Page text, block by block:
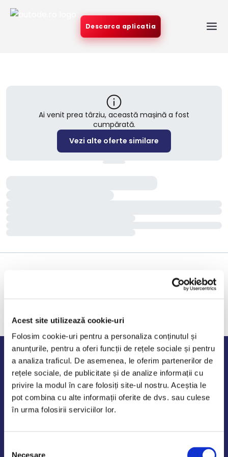
Acest site utilizează cookie-uri
Folosim cookie-uri pentru a personaliza conținutul și
anunțurile, pentru a oferi funcții de rețele sociale și pentru
a analiza traficul. De asemenea, le oferim partenerilor de
rețele sociale, de publicitate și de analize informații cu
privire la modul în care folosiți site-ul nostru. Aceștia le
pot combina cu alte informații oferite de dvs. sau culese
în urma folosirii serviciilor lor.
Necesare
Descarca aplicatia
Ai venit prea târziu, această mașină a fost
cumpărată.
Vezi alte oferte similare
Program de lucru
Luni - Vineri: 09:00-18:00
Sambata - Duminica: 10:00-14:00